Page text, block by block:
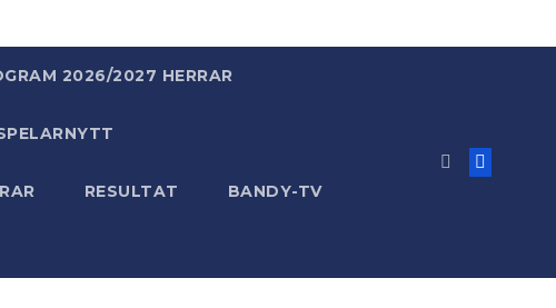
2026/2027 HERRAR
RESULTAT BANDY-TV